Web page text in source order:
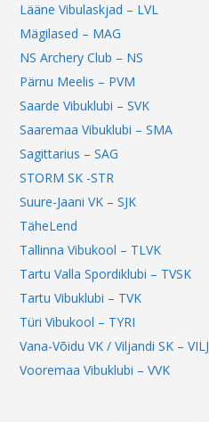
Lääne Vibulaskjad – LVL
Mägilased – MAG
NS Archery Club – NS
Pärnu Meelis – PVM
Saarde Vibuklubi – SVK
Saaremaa Vibuklubi – SMA
Sagittarius – SAG
STORM SK -STR
Suure-Jaani VK – SJK
TäheLend
Tallinna Vibukool – TLVK
Tartu Valla Spordiklubi – TVSK
Tartu Vibuklubi – TVK
Türi Vibukool – TYRI
Vana-Võidu VK / Viljandi SK – VILJ
Vooremaa Vibuklubi – VVK